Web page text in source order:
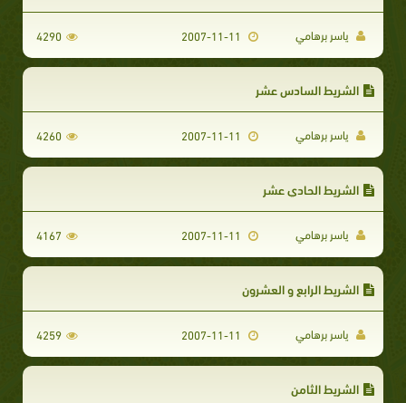
ياسر برهامي 4290
الشريط السادس عشر
ياسر برهامي 4260
الشريط الحادي عشر
ياسر برهامي 4167
الشريط الرابع و العشرون
ياسر برهامي 4259
الشريط الثامن